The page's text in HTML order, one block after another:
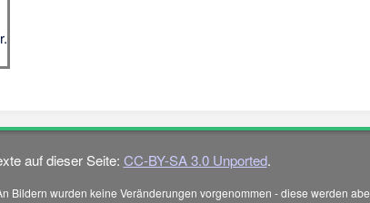
auf dieser Seite: CC-BY-SA 3.0 Unported.
Bildern wurden keine Veränderungen vorgenommen - diese werden